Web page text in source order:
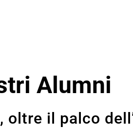
Alumni
il palco